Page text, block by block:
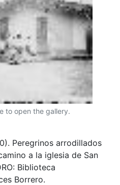
to open the gallery.
Peregrinos arrodillados
a la iglesia de San
Biblioteca
Borrero.